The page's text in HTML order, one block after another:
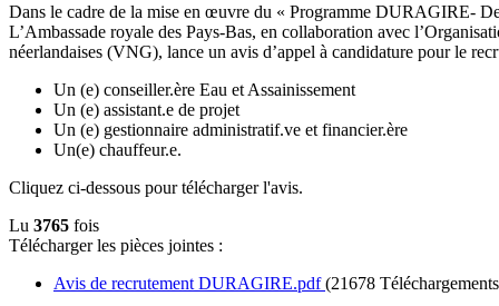
Dans le cadre de la mise en œuvre du « Programme DURAGIRE-
L’Ambassade royale des Pays-Bas, en collaboration avec
néerlandaises (VNG), lance un avis d’appel à candidature pour le
Un (e) conseiller.ère Eau et Assainissement
Un (e) assistant.e de projet
Un (e) gestionnaire administratif.ve et financier.ère
Un(e) chauffeur.e.
Cliquez ci-dessous pour télécharger l'avis.
Lu 3765 fois
Télécharger les pièces jointes :
Avis de recrutement DURAGIRE.pdf(21678